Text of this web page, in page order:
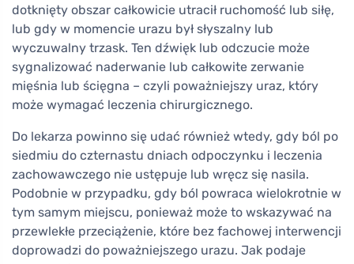
dotknięty obszar całkowicie utracił ruchomość lub siłę,
lub gdy w momencie urazu był słyszalny lub
wyczuwalny trzask. Ten dźwięk lub odczucie może
sygnalizować naderwanie lub całkowite zerwanie
mięśnia lub ścięgna – czyli poważniejszy uraz, który
może wymagać leczenia chirurgicznego.
Do lekarza powinno się udać również wtedy, gdy ból po
siedmiu do czternastu dniach odpoczynku i leczenia
zachowawczego nie ustępuje lub wręcz się nasila.
Podobnie w przypadku, gdy ból powraca wielokrotnie w
tym samym miejscu, ponieważ może to wskazywać na
przewlekłe przeciążenie, które bez fachowej interwencji
doprowadzi do poważniejszego urazu. Jak podaje